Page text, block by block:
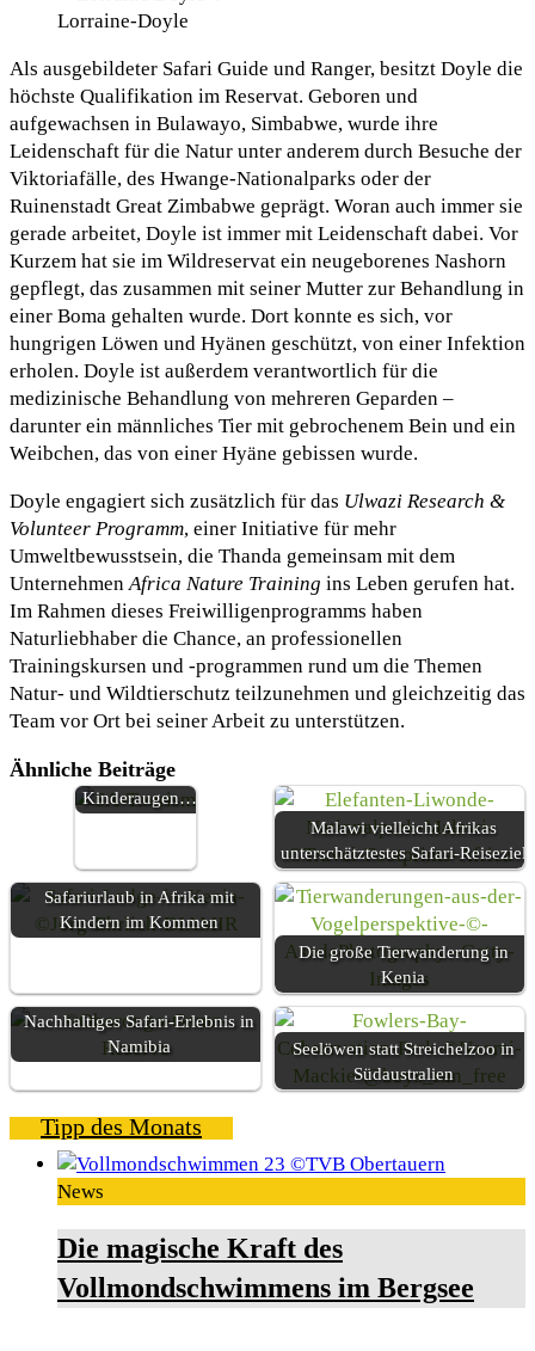
Lorraine-Doyle
Als ausgebildeter Safari Guide und Ranger, besitzt Doyle die
höchste Qualifikation im Reservat. Geboren und
aufgewachsen in Bulawayo, Simbabwe, wurde ihre
Leidenschaft für die Natur unter anderem durch Besuche der
Viktoriafälle, des Hwange-Nationalparks oder der
Ruinenstadt Great Zimbabwe geprägt. Woran auch immer sie
gerade arbeitet, Doyle ist immer mit Leidenschaft dabei. Vor
Kurzem hat sie im Wildreservat ein neugeborenes Nashorn
gepflegt, das zusammen mit seiner Mutter zur Behandlung in
einer Boma gehalten wurde. Dort konnte es sich, vor
hungrigen Löwen und Hyänen geschützt, von einer Infektion
erholen. Doyle ist außerdem verantwortlich für die
medizinische Behandlung von mehreren Geparden –
darunter ein männliches Tier mit gebrochenem Bein und ein
Weibchen, das von einer Hyäne gebissen wurde.
Doyle engagiert sich zusätzlich für das Ulwazi Research &
Volunteer Programm, einer Initiative für mehr
Umweltbewusstsein, die Thanda gemeinsam mit dem
Unternehmen Africa Nature Training ins Leben gerufen hat.
Im Rahmen dieses Freiwilligenprogramms haben
Naturliebhaber die Chance, an professionellen
Trainingskursen und -programmen rund um die Themen
Natur- und Wildtierschutz teilzunehmen und gleichzeitig das
Team vor Ort bei seiner Arbeit zu unterstützen.
Ähnliche Beiträge
Familiensafari
leuchtende
Kinderaugen…
Malawi vielleicht Afrikas
unterschätztestes Safari-Reiseziel
Safariurlaub in Afrika mit
Kindern im Kommen
Die große Tierwanderung in
Kenia
Nachhaltiges Safari-Erlebnis in
Namibia
Seelöwen statt Streichelzoo in
Südaustralien
Tipp des Monats
News
Die magische Kraft des
Vollmondschwimmens im Bergsee